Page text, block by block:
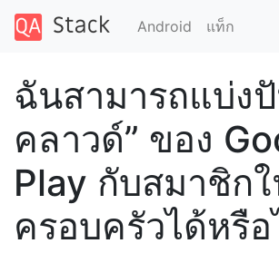
Android แท็ก
ฉันสามารถแบ่งปั
คลาวด์” ของ
Play กับสมาชิก
ครอบครัวได้หรือ